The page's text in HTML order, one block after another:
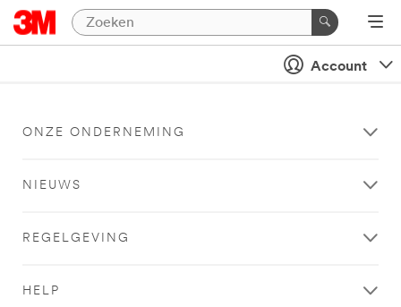
Account
ONZE ONDERNEMING
NIEUWS
REGELGEVING
HELP